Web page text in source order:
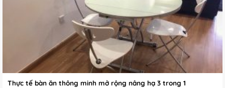
Thực tế bàn ăn thông minh mở rộng nâng hạ 3 trong 1